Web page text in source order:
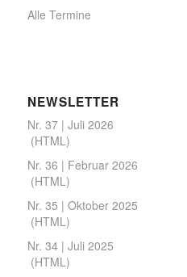
Alle Termine
NEWSLETTER
Nr. 37 | Juli 2026
(HTML)
Nr. 36 | Februar 2026
(HTML)
Nr. 35 | Oktober 2025
(HTML)
Nr. 34 | Juli 2025
(HTML)